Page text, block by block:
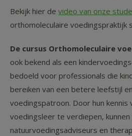
Bekijk hier de video van onze
orthomoleculaire voedingspraktijk
De cursus Orthomoleculaire
ook bekend als een
bedoeld voor professionals die
bereiken van een betere leefstijl
voedingspatroon. Door hun kennis
voedingsleer te verdiepen,
natuurvoedingsadviseurs en